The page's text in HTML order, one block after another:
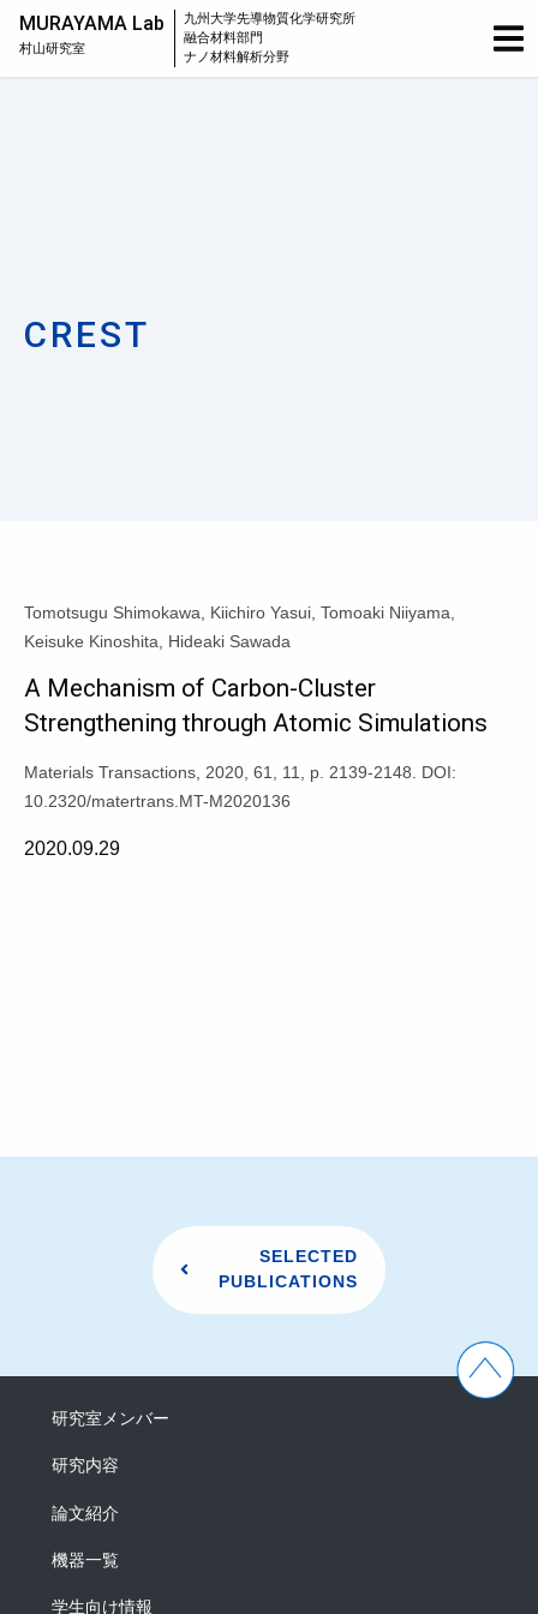
MURAYAMA Lab
村山研究室
九州大学先導物質化学研究所
融合材料部門
ナノ材料解析分野
CREST
Tomotsugu Shimokawa, Kiichiro Yasui, Tomoaki Niiyama,
Keisuke Kinoshita, Hideaki Sawada
A Mechanism of Carbon-Cluster
Strengthening through Atomic Simulations
Materials Transactions, 2020, 61, 11, p. 2139-2148. DOI:
10.2320/matertrans.MT-M2020136
2020.09.29
SELECTED
PUBLICATIONS
研究室メンバー
研究内容
論文紹介
機器一覧
学生向け情報